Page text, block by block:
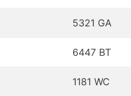
5321 GA
6447 BT
1181 WC